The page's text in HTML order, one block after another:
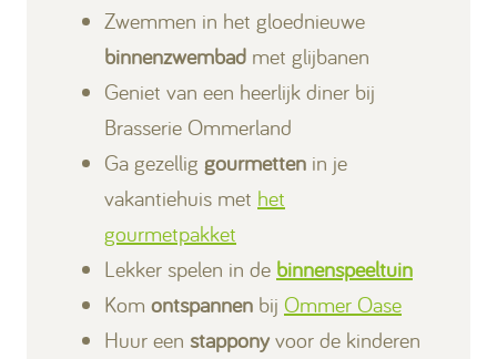
Zwemmen in het gloednieuwe
binnenzwembad met glijbanen
Geniet van een heerlijk diner bij
Brasserie Ommerland
Ga gezellig gourmetten in je
vakantiehuis met het
gourmetpakket
Lekker spelen in de binnenspeeltuin
Kom ontspannen bij Ommer Oase
Huur een stapponyvoor de kinderen